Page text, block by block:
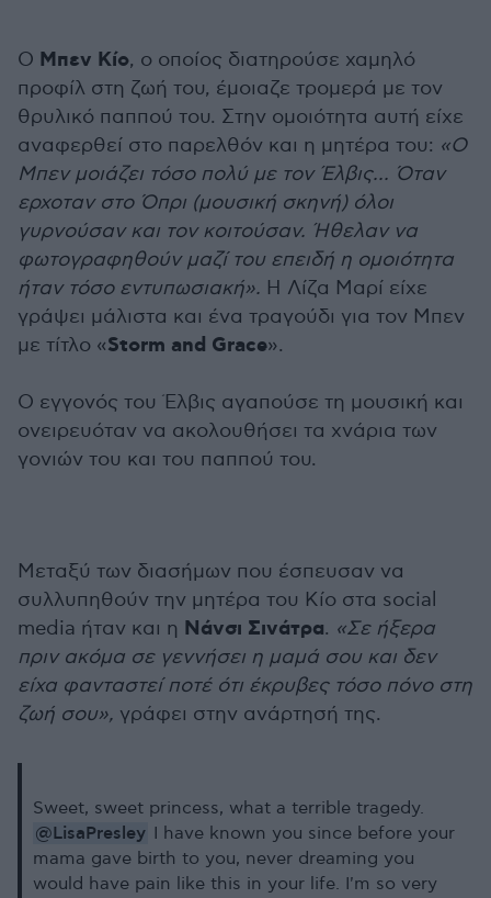
Ο Μπεν Κίο, ο οποίος διατηρούσε χαμηλό
προφίλ στη ζωή του, έμοιαζε τρομερά με τον
θρυλικό παππού του. Στην ομοιότητα αυτή είχε
αναφερθεί στο παρελθόν και η μητέρα του: «Ο
Μπεν μοιάζει τόσο πολύ με τον Έλβις... Όταν
ερχοταν στο Όπρι (μουσική σκηνή) όλοι
γυρνούσαν και τον κοιτούσαν. Ήθελαν να
φωτογραφηθούν μαζί του επειδή η ομοιότητα
ήταν τόσο εντυπωσιακή». Η Λίζα Μαρί είχε
γράψει μάλιστα και ένα τραγούδι για τον Μπεν
με τίτλο «Storm and Grace».
Ο εγγονός του Έλβις αγαπούσε τη μουσική και
ονειρευόταν να ακολουθήσει τα χνάρια των
γονιών του και του παππού του.
Μεταξύ των διασήμων που έσπευσαν να
συλλυπηθούν την μητέρα του Κίο στα social
media ήταν και η Νάνσι Σινάτρα. «Σε ήξερα
πριν ακόμα σε γεννήσει η μαμά σου και δεν
είχα φανταστεί ποτέ ότι έκρυβες τόσο πόνο στη
ζωή σου», γράφει στην ανάρτησή της.
Sweet, sweet princess, what a terrible tragedy.
@LisaPresley I have known you since before your
mama gave birth to you, never dreaming you
would have pain like this in your life. I'm so very